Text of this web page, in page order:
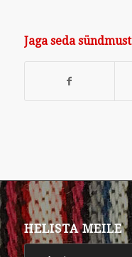
Jaga seda sündmust
HELISTA MEILE